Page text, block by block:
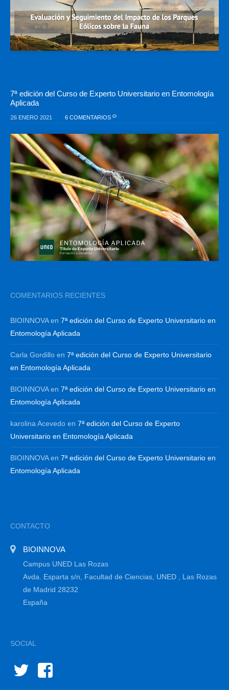
7ª edición del Curso de Experto Universitario en Entomología
Aplicada
26 ENERO 2021 6 COMENTARIOS
COMENTARIOS RECIENTES
BIOINNOVAen 7ª edición del Curso de Experto Universitario en
Entomología Aplicada
Carla Gordillo en 7ª edición del Curso de Experto Universitario
en Entomología Aplicada
BIOINNOVAen 7ª edición del Curso de Experto Universitario en
Entomología Aplicada
karolina Acevedo en 7ª edición del Curso de Experto
Universitario en Entomología Aplicada
BIOINNOVAen 7ª edición del Curso de Experto Universitario en
Entomología Aplicada
CONTACTO
BIOINNOVA
Campus UNED Las Rozas
Avda. Esparta s/n, Facultad de Ciencias, UNED , Las Rozas
de Madrid 28232
España
SOCIAL